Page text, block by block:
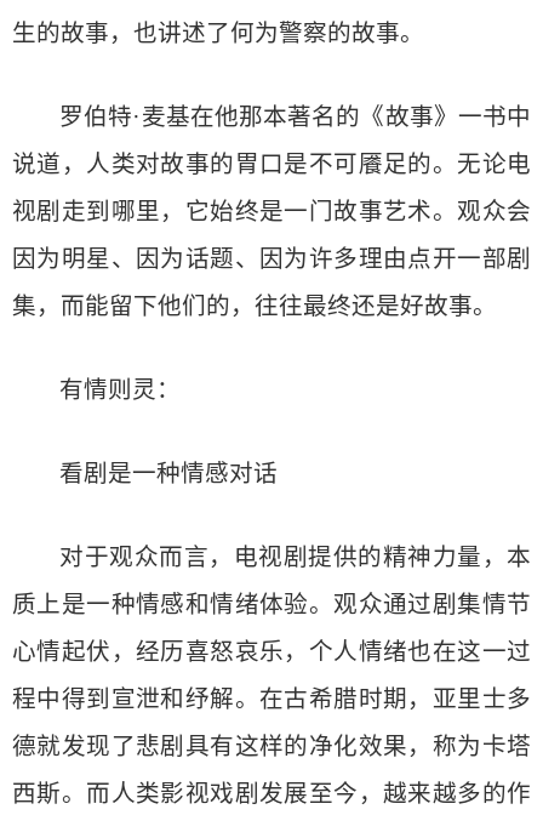
生的故事，也讲述了何为警察的故事。
罗伯特·麦基在他那本著名的《故事》一书中
说道，人类对故事的胃口是不可餍足的。无论电
视剧走到哪里，它始终是一门故事艺术。观众会
因为明星、因为话题、因为许多理由点开一部剧
集，而能留下他们的，往往最终还是好故事。
有情则灵：
看剧是一种情感对话
对于观众而言，电视剧提供的精神力量，本
质上是一种情感和情绪体验。观众通过剧集情节
心情起伏，经历喜怒哀乐，个人情绪也在这一过
程中得到宣泄和纾解。在古希腊时期，亚里士多
德就发现了悲剧具有这样的净化效果，称为卡塔
西斯。而人类影视戏剧发展至今，越来越多的作